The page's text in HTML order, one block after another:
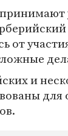
от
и
для